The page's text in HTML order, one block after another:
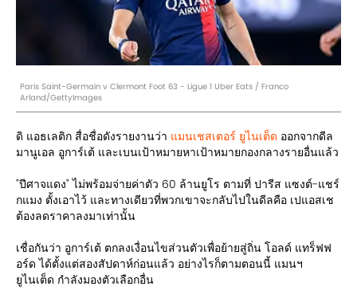
Paris Saint-Germain v Clermont Foot 63 - Ligue 1 Uber Eats / Franco
Arland/GettyImages
ดิ แอธเลติก สื่อชื่อดังรายงานว่า แมนเชสเตอร์ ยูไนเต็ด ออกจากดีล
มานูเอล อูการ์เต้ และเบนเป้าหมายหาเป้าหมายกองกลางรายอื่นแล้ว
"ปีศาจแดง" ไม่พร้อมจ่ายค่าตัว 60 ล้านยูโร ตามที่ ปารีส แซงต์-แชร์
กแมง ตั้งเอาไว้ และทางเดียวที่พวกเขาจะกลับไปในดีลคือ เปแอสเช
ต้องลดราคาลงมาเท่านั้น
เชื่อกันว่า อูการ์เต้ ตกลงเงื่อนไขส่วนตัวเพื่อย้ายสู่ถิ่น โอลด์ แทร็ฟฟ
อร์ด ได้ตั้งแต่สองสัปดาห์ก่อนแล้ว อย่างไรก็ตามตอนนี้ แมนฯ
ยูไนเต็ด กำลังมองตัวเลือกอื่น